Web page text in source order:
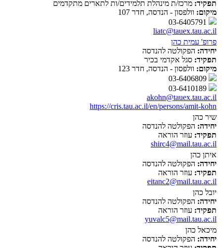
תפקיד: מרכז/ת מינהלת תלמידים/ות לתארים מתקדמים
מיקום: וולפסון - הנדסה, חדר 107
liatc@tauex.tau.ac.il
פרופ' עמית כהן
יחידה: הפקולטה להנדסה
תפקיד: סגל אקדמי בכיר
מיקום: וולפסון - הנדסה, חדר 123
akohn@tauex.tau.ac.il
https://cris.tau.ac.il/en/persons/amit-kohn
שיר כהן
יחידה: הפקולטה להנדסה
תפקיד: עוזר הוראה
shirc4@mail.tau.ac.il
איתן כהן
יחידה: הפקולטה להנדסה
תפקיד: עוזר הוראה
eitanc2@mail.tau.ac.il
יובל כהן
יחידה: הפקולטה להנדסה
תפקיד: עוזר הוראה
yuvalc5@mail.tau.ac.il
מיכאל כהן
יחידה: הפקולטה להנדסה